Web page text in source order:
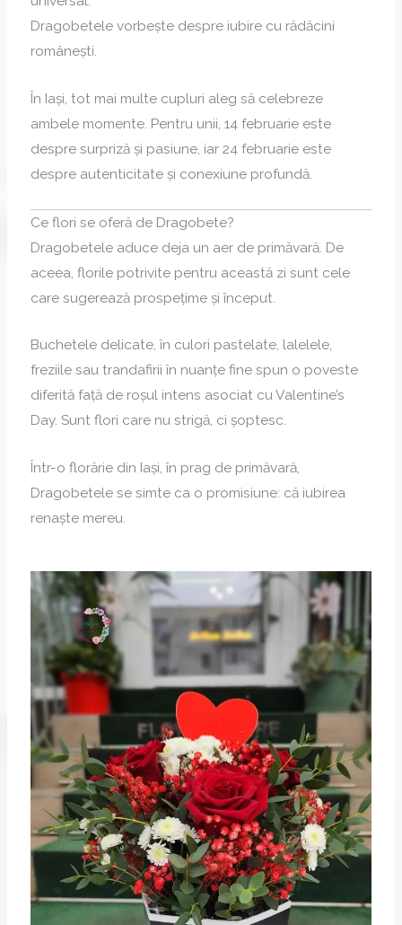
Dragobetele vorbește despre iubire cu rădăcini
românești.
În Iași, tot mai multe cupluri aleg să celebreze
ambele momente. Pentru unii, 14 februarie este
despre surpriză și pasiune, iar 24 februarie este
despre autenticitate și conexiune profundă.
Ce flori se oferă de Dragobete?
Dragobetele aduce deja un aer de primăvară. De
aceea, florile potrivite pentru această zi sunt cele
care sugerează prospețime și început.
Buchetele delicate, în culori pastelate, lalelele,
freziile sau trandafirii în nuanțe fine spun o poveste
diferită față de roșul intens asociat cu Valentine’s
Day. Sunt flori care nu strigă, ci șoptesc.
Într-o florărie din Iași, în prag de primăvară,
Dragobetele se simte ca o promisiune: că iubirea
renaște mereu.